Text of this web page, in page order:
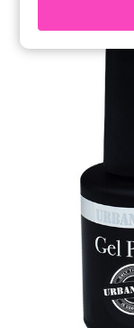
in